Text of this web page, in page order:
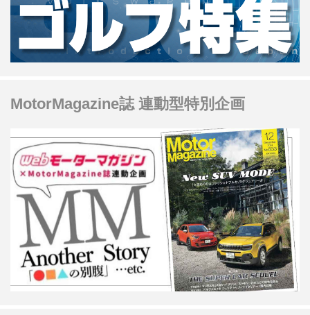
MotorMagazine誌 連動型特別企画